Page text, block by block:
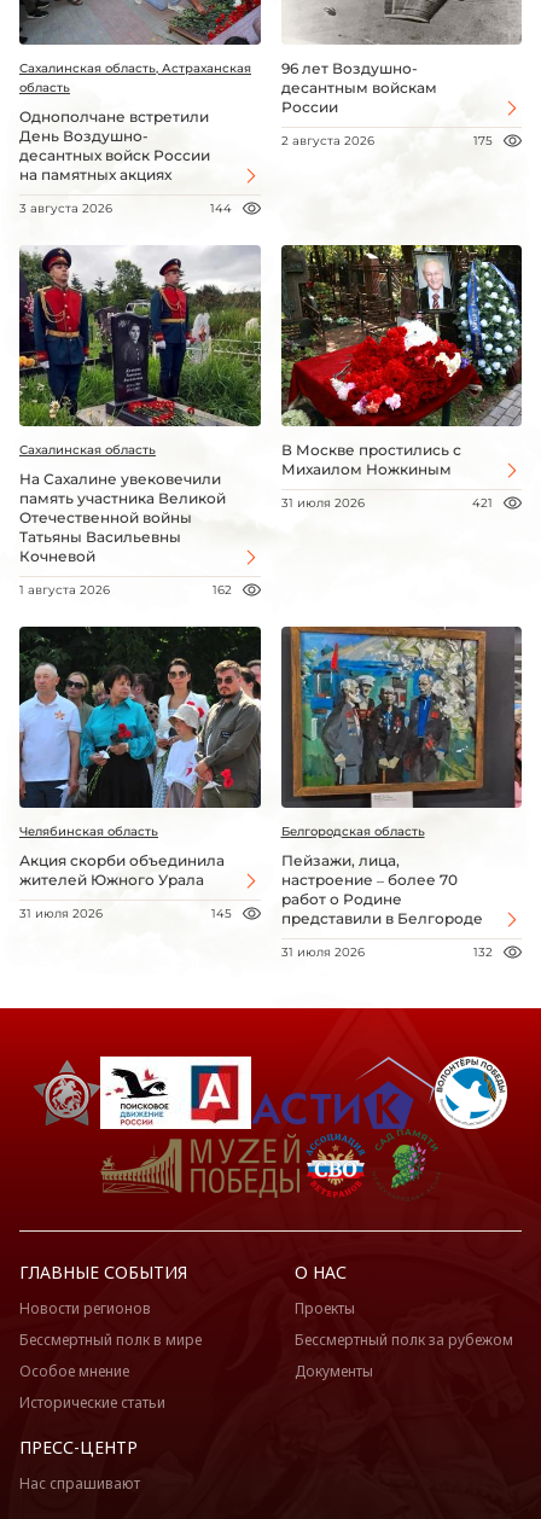
Сахалинская область, Астраханская
область
Однополчане встретили
День Воздушно-
десантных войск России
на памятных акциях
3 августа 2026 144
96 лет Воздушно-
десантным войскам
России
2 августа 2026 175
Сахалинская область
На Сахалине увековечили
память участника Великой
Отечественной войны
Татьяны Васильевны
Кочневой
1 августа 2026 162
В Москве простились с
Михаилом Ножкиным
31 июля 2026 421
Челябинская область
Акция скорби объединила
жителей Южного Урала
31 июля 2026 145
Белгородская область
Пейзажи, лица,
настроение – более 70
работ о Родине
представили в Белгороде
31 июля 2026 132
ГЛАВНЫЕ СОБЫТИЯ
Новости регионов
Бессмертный полк в мире
Особое мнение
Исторические статьи
О НАС
Проекты
Бессмертный полк за рубежом
Документы
ПРЕСС-ЦЕНТР
Нас спрашивают